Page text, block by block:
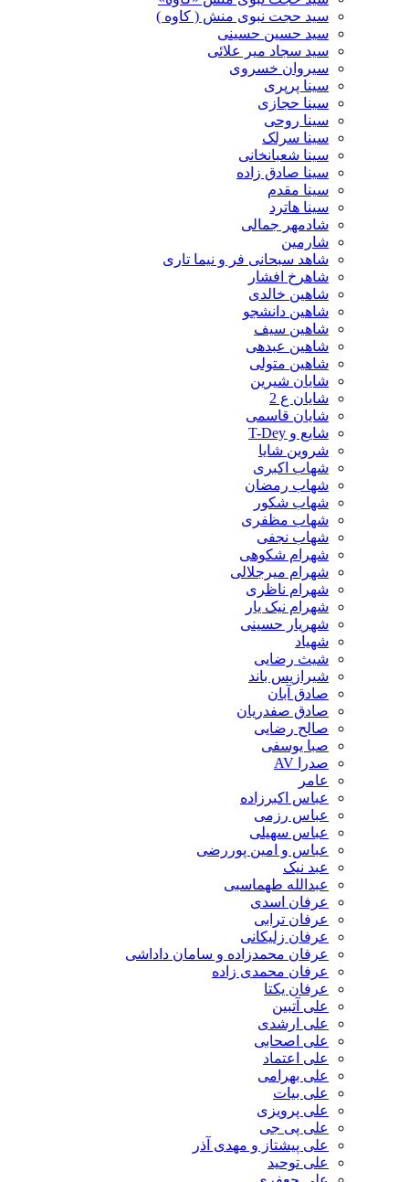
سید حجت نبوی منش ( کاوه )
سید حسین حسینى
سید سجاد میر علائی
سیروان خسروی
سینا پرپری
سینا حجازی
سینا روحی
سینا سرلک
سینا شعبانخانی
سینا صادق زاده
سینا مقدم
سینا هاترد
شادمهر جمالی
شارمین
شاهد سبحانی فر و نیما تاری
شاهرخ افشار
شاهین خالدی
شاهین دانشجو
شاهین سیف
شاهین عبدهی
شاهین متولی
شایان شیرین
شایان ع 2
شایان قاسمی
شایع و T-Dey
شروین شایا
شهاب اکبری
شهاب رمضان
شهاب شکور
شهاب مظفری
شهاب نجفی
شهرام شکوهی
شهرام میرجلالی
شهرام ناظری
شهرام نیک یار
شهریار حسینی
شهیاد
شیث رضایی
شیرازیس باند
صادق آبان
صادق صفدریان
صالح رضایی
صبا یوسفی
صدرا AV
عامر
عباس اکبرزاده
عباس رزمی
عباس سهیلی
عباس و امین پوررضی
عبد نیک
عبدالله طهماسبی‎
عرفان اسدی
عرفان ترابی
عرفان زلیکانی
عرفان محمدزاده و سامان داداشی
عرفان محمدی زاده
عرفان یکتا
علی آتبین
علی ارشدی
علی اصحابی
علی اعتماد
علی بهرامی
علی بیات
علی پرویزی
علی پی جی
علی پیشتاز و مهدی آذر
علی توحید